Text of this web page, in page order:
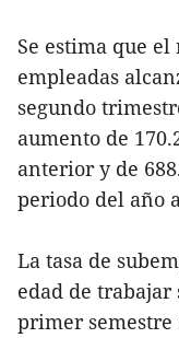
Se estima que
empleadas
segundo
aumento de
anterior y de
periodo del año
La tasa de
edad de trabajar
primer